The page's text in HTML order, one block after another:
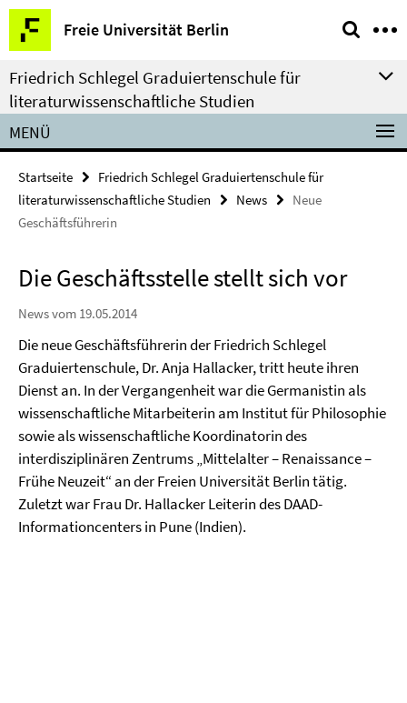
Springe
direkt
zu
Inhalt
Freie Universität Berlin
Service-
Navigation
Friedrich Schlegel Graduiertenschule für
literaturwissenschaftliche Studien
MENÜ
Startseite
Friedrich Schlegel Graduiertenschule für
literaturwissenschaftliche Studien
News
Neue
Geschäftsführerin
Die Geschäftsstelle stellt sich vor
News vom 19.05.2014
Die neue Geschäftsführerin der Friedrich Schlegel
Graduiertenschule, Dr. Anja Hallacker, tritt heute ihren
Dienst an. In der Vergangenheit war die Germanistin als
wissenschaftliche Mitarbeiterin am Institut für Philosophie
sowie als wissenschaftliche Koordinatorin des
interdisziplinären Zentrums „Mittelalter – Renaissance –
Frühe Neuzeit“ an der Freien Universität Berlin tätig.
Zuletzt war Frau Dr. Hallacker Leiterin des DAAD-
Informationcenters in Pune (Indien).